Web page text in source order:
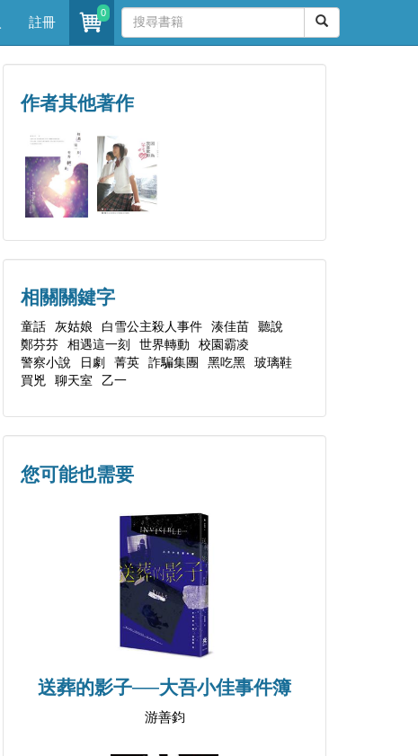
註冊
0
作者其他著作
相關關鍵字
童話 灰姑娘 白雪公主殺人事件 湊佳苗
聽說
鄭芬芬
相遇這一刻 世界轉動
校園霸凌
警察小說
日劇 菁英 詐騙集團 黑吃黑
玻璃鞋
買兇
聊天室 乙一
您可能也需要
送葬的影子──大吾小佳事件簿
游善鈞